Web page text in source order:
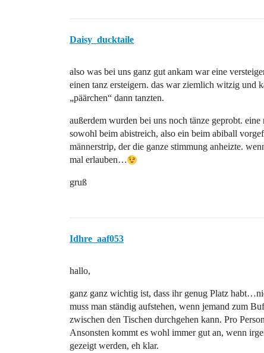
Daisy_ducktaile
also was bei uns ganz gut ankam war eine
einen tanz ersteigern. das war ziemlich witzig und
„päärchen“ dann tanzten.
außerdem wurden bei uns noch tänze geprobt.
sowohl beim abistreich, also ein beim abiball
männerstrip, der die ganze stimmung anheizte.
mal erlauben…
gruß
Idhre_aaf053
hallo,
ganz ganz wichtig ist, dass ihr genug Platz
muss man ständig aufstehen, wenn jemand zum
zwischen den Tischen durchgehen kann. Pro
Ansonsten kommt es wohl immer gut an, wenn
gezeigt werden, eh klar.